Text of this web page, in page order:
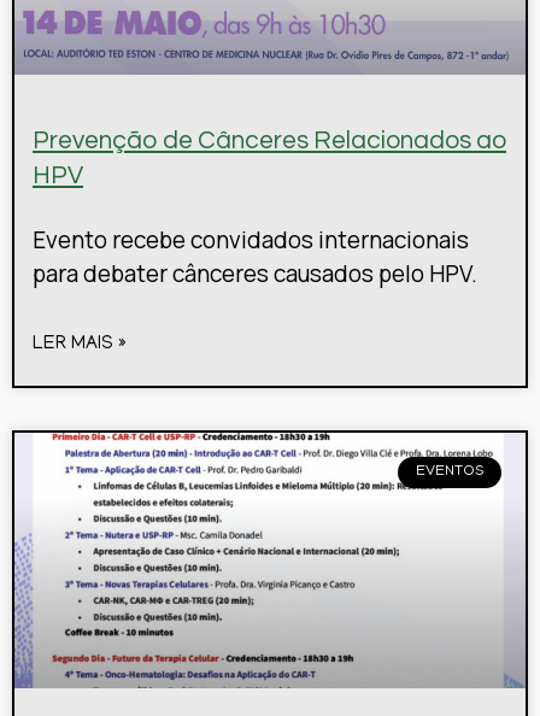
Prevenção de Cânceres Relacionados ao
HPV
Evento recebe convidados internacionais
para debater cânceres causados pelo HPV.
LER MAIS »
EVENTOS